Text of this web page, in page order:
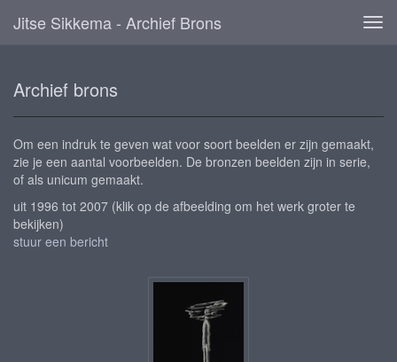
Jitse Sikkema - Archief Brons
Archief brons
Om een indruk te geven wat voor soort beelden er zijn gemaakt,
zie je een aantal voorbeelden. De bronzen beelden zijn in serie,
of als unicum gemaakt.
uit 1996 tot 2007 (klik op de afbeelding om het werk groter te
bekijken)
stuur een bericht